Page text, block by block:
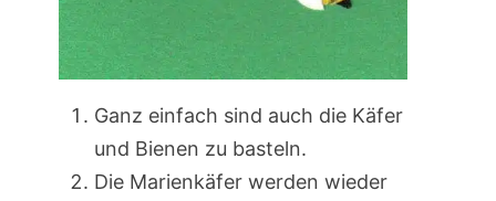
Ganz einfach sind auch die Käfer
und Bienen zu basteln.
Die Marienkäfer werden wieder